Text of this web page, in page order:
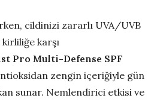
cildinizi zararlı UVA/UVB
kirliliğe karşı
Pro Multi-Defense SPF
zengin içeriğiyle gün
sunar. Nemlendirici etkisi ve